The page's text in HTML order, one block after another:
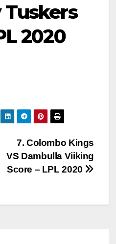
Tuskers
2020
7. Colombo Kings
VS Dambulla Viiking
Score – LPL 2020